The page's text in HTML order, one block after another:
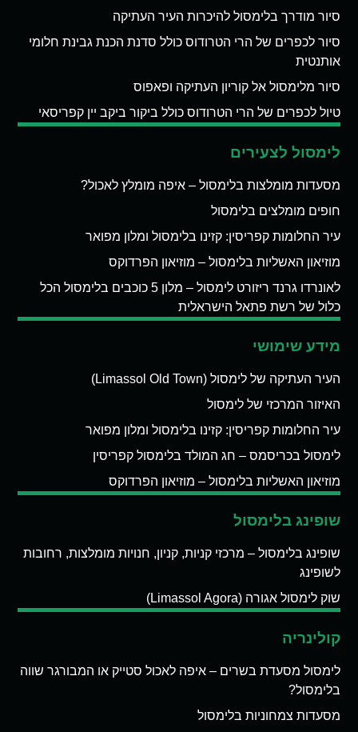
סיור מודרך בלימסול להיכרות העיר העתיקה
סיור לכפרים של הרי הטרודוס כולל סדנת הכנת גבינת חלומי
אותנטית
סיור מלימסול אל קוריון העתיקה ופאפוס
טיול לכפרים של הרי הטרודוס כולל ביקור ביקב יין קפריסאי
לימסול לצעירים
מסעדות מומלצות בלימסול – איפה מומלץ לאכול?
חופים מומלצים בלימסול
עיר החלומות קפריסין: קזינו בלימסול ומלון מפואר
מוזיאון האשליות בלימסול – מוזיאון הפרדוקס
לאונרדו גרנד ריזורט לימסול – מלון 5 כוכבים בלימסול הכל
כלול של רשת פתאל הישראלית
מידע שימושי
העיר העתיקה של לימסול (Limassol Old Town)
האיזור המרכזי של לימסול
עיר החלומות קפריסין: קזינו בלימסול ומלון מפואר
לימסול בכריסמס – חג המולד בלימסול קפריסין
מוזיאון האשליות בלימסול – מוזיאון הפרדוקס
שופינג בלימסול
שופינג בלימסול – מרכזי קניות, קניון, חנויות מומלצות, רחובות
לשופינג
שוק לימסול אגורה (Limassol Agora)
קולינריה
לימסול מסעדת בשרים – איפה לאכול סטייק או המבורגר שווה
בלימסול?
מסעדות צמחוניות בלימסול